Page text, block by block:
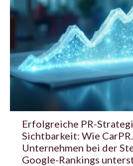
Erfolgreiche PR-
Sichtbarkeit: Wie
Unternehmen bei der
Google-Rankings